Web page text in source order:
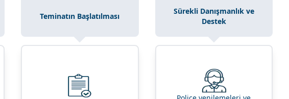
Teminatın Başlatılması
Sürekli Danışmanlık ve
Destek